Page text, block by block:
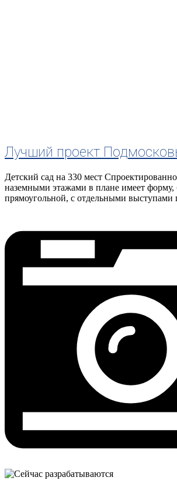
Лучший проект
Детский сад на 330 мест
наземными этажами в плане имеет форму,
прямоугольной, с отдельными